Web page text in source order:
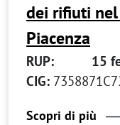
dei rifiuti
Piacenza
RUP:
15
CIG:
Scopri di più